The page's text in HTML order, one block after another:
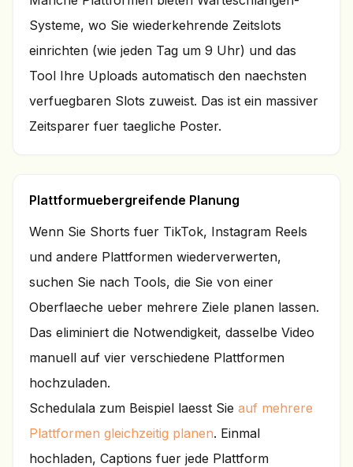
Systeme, wo Sie wiederkehrende Zeitslots
einrichten (wie jeden Tag um 9 Uhr) und das
Tool Ihre Uploads automatisch den naechsten
verfuegbaren Slots zuweist. Das ist ein massiver
Zeitsparer fuer taegliche Poster.
Plattformuebergreifende Planung
Wenn Sie Shorts fuer TikTok, Instagram Reels
und andere Plattformen wiederverwerten,
suchen Sie nach Tools, die Sie von einer
Oberflaeche ueber mehrere Ziele planen lassen.
Das eliminiert die Notwendigkeit, dasselbe Video
manuell auf vier verschiedene Plattformen
hochzuladen.
Schedulala zum Beispiel laesst Sie auf mehrere
Plattformen gleichzeitig planen. Einmal
hochladen, Captions fuer jede Plattform